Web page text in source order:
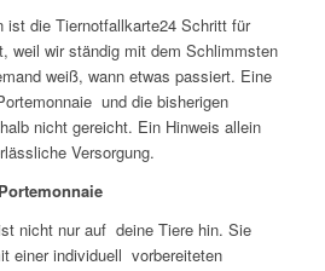
ist die Tiernotfallkarte24 Schritt für
weil wir ständig mit dem Schlimmsten
weiß, wann etwas passiert. Eine
und die bisherigen
nicht gereicht. Ein Hinweis allein
Versorgung.
nicht nur auf deine Tiere hin. Sie
einer individuell vorbereiteten